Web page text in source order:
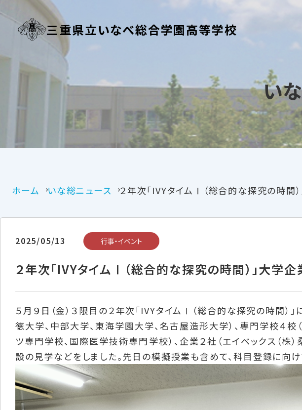
三重県立いなべ総合学園高等学校
い
ホーム いな総ニュース ２年次「IVYタイムⅠ（総合的な探究の時間
2025/05/13 行事・イベント
２年次「IVYタイムⅠ（総合的な探究の時間）」大学
５月９日（金）３限目の２年次「IVYタイムⅠ（総合的な探究の時間）
徳大学、中部大学、東海学園大学、名古屋造形大学）、専門学校４
ツ専門学校、国際医学技術専門学校）、企業２社（エイベックス（
設の見学などをしました。先日の模擬授業も含めて、科目登録に向